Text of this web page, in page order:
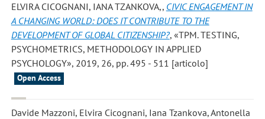
ELVIRA CICOGNANI, IANA TZANKOVA,, CIVIC ENGAGEMENT IN
A CHANGING WORLD: DOES IT CONTRIBUTE TO THE
DEVELOPMENT OF GLOBAL CITIZENSHIP?, «TPM. TESTING,
PSYCHOMETRICS, METHODOLOGY IN APPLIED
PSYCHOLOGY», 2019, 26, pp. 495 - 511 [articolo]
Open Access
Davide Mazzoni, Elvira Cicognani, Iana Tzankova, Antonella